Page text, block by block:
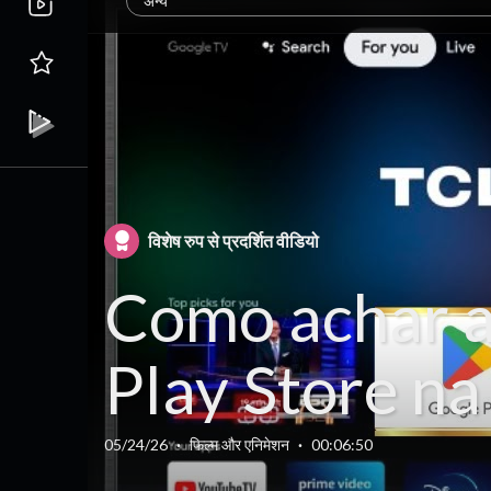
विशेष रुप से प्रदर्शित वीडियो
Como achar
Play Store na
Google TV da
05/24/26 · फिल्म और एनिमेशन · 00:06:50